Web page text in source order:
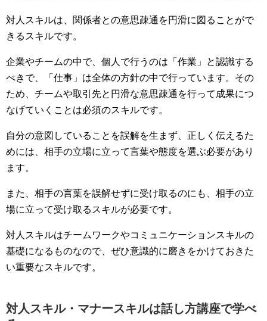
対人スキルは、関係者との意思疎通を円滑に図ることがで
きるスキルです。
企業やチームの中で、個人で行うのは「作業」と認識する
べきで、「仕事」は全体の方針の中で行っています。その
ため、チームや取引先と円滑な意思疎通を行って成果につ
なげていくことは必須のスキルです。
自分の意図していることを誤解を生まず、正しく伝えるた
めには、相手の立場に立って言葉や態度を選ぶ必要があり
ます。
また、相手の言葉を誤解せずに受け取るのにも、相手の立
場に立って受け取るスキルが必要です。
対人スキルはチームワークやコミュニケーションスキルの
基礎になるものなので、ぜひ意識的に磨きをかけておきた
い重要なスキルです。
対人スキル・マナースキルは話し方講座で学べ